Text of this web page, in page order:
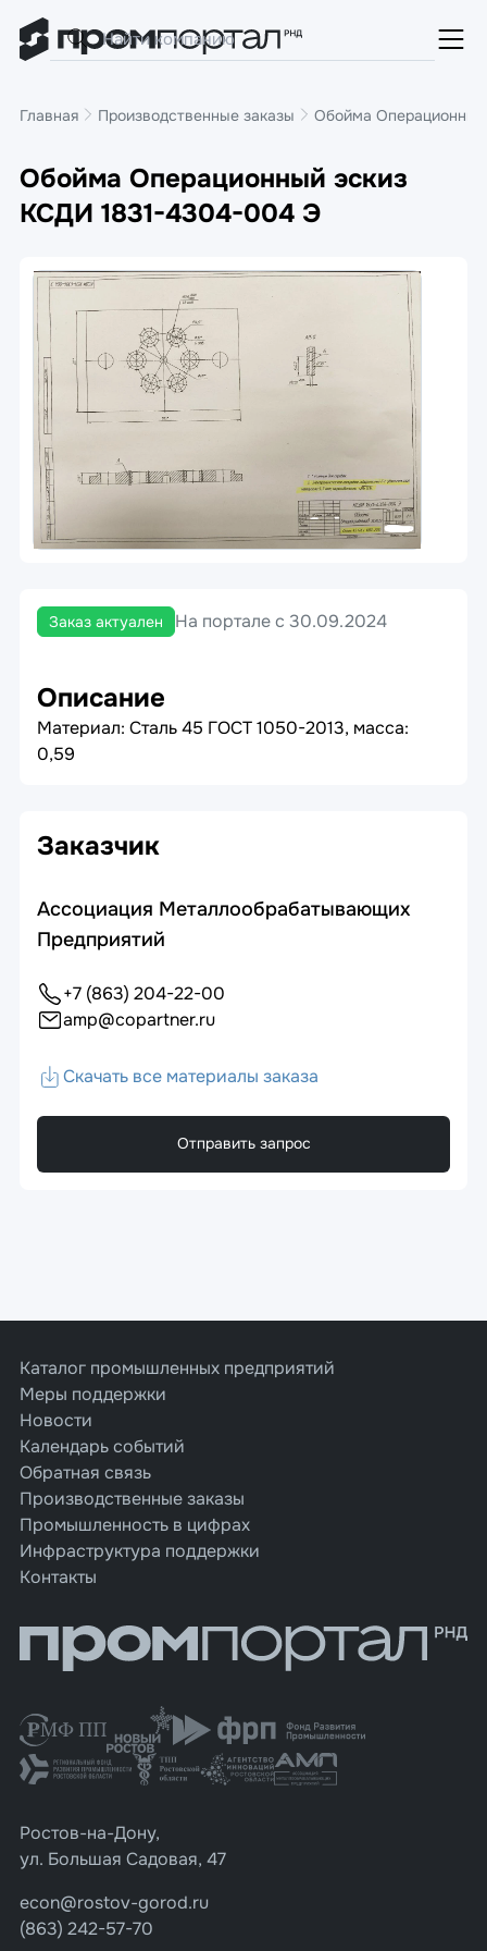
Главная Производственные заказы Обойма
Обойма Операционный эскиз
КСДИ 1831-4304-004 Э
Заказ актуален На портале с 30.09.2024
Описание
Материал: Сталь 45 ГОСТ 1050-2013, масса:
0,59
Заказчик
Ассоциация Металлообрабатывающих
Предприятий
+7 (863) 204-22-00
amp@copartner.ru
Скачать все материалы заказа
Отправить запрос
Каталог промышленных предприятий
Меры поддержки
Новости
Календарь событий
Обратная связь
Производственные заказы
Промышленность в цифрах
Инфраструктура поддержки
Контакты
Ростов-на-Дону,
ул. Большая Садовая, 47
econ@rostov-gorod.ru
(863) 242-57-70